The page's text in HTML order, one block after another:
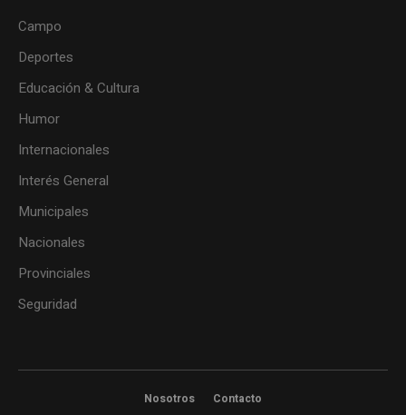
Campo
Deportes
Educación & Cultura
Humor
Internacionales
Interés General
Municipales
Nacionales
Provinciales
Seguridad
Nosotros Contacto